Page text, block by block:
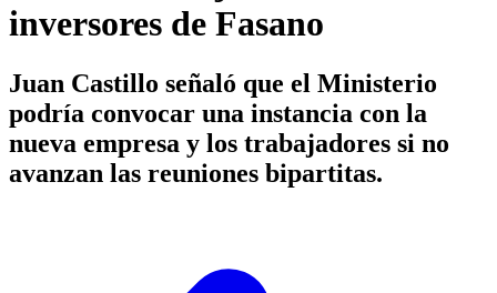
inversores de Fasano
Juan Castillo señaló que el Ministerio
podría convocar una instancia con la
nueva empresa y los trabajadores si no
avanzan las reuniones bipartitas.